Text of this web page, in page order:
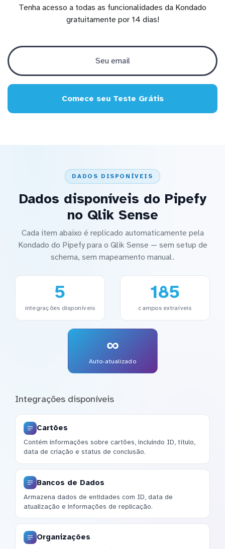
Tenha acesso a todas as funcionalidades da Kondado
gratuitamente por 14 dias!
Comece seu Teste Grátis
DADOS DISPONÍVEIS
Dados disponíveis do Pipefy
no Qlik Sense
Cada item abaixo é replicado automaticamente pela
Kondado do Pipefy para o Qlik Sense — sem setup de
schema, sem mapeamento manual.
5
integrações disponíveis
185
campos extraíveis
∞
Auto-atualizado
Integrações disponíveis
Cartões
Contém informações sobre cartões, incluindo ID, título,
data de criação e status de conclusão.
Bancos de Dados
Armazena dados de entidades com ID, data de
atualização e informações de replicação.
Organizações